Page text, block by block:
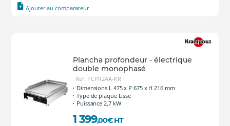
Ajouter au comparateur
Plancha profondeur - électrique
double monophasé
Ref: PCPR2AA-KR
Dimensions L 475 x P 675 x H 216 mm
Type de plaque Lisse
Puissance 2,7 kW
1 399,00€ HT